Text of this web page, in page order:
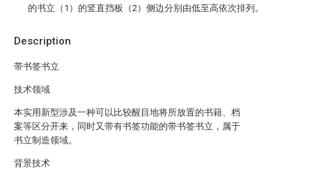
Description
带书签书立
技术领域
本实用新型涉及一种可以比较醒目地将所放置的书籍、档
案等区分开来，同时又带有书签功能的带书签书立，属于
书立制造领域。
背景技术
的书立（1）的竖直挡板（2）侧边分别由低至高依次排列。